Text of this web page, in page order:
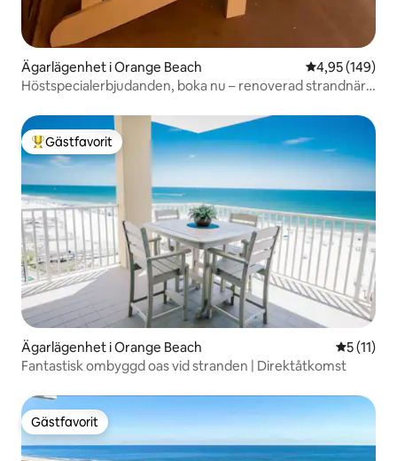
Ägarlägenhet i Orange Beach 4,95 av 5 i
4,95 (149)
Höstspecialerbjudanden, boka nu – renoverad strandnära
Populär gästfavorit
Gästfavorit
Ägarlägenhet i Orange Beach 5 av 5 i
5 (11)
Fantastisk ombyggd oas vid stranden | Direktåtkomst
Gästfavorit
Gästfavorit